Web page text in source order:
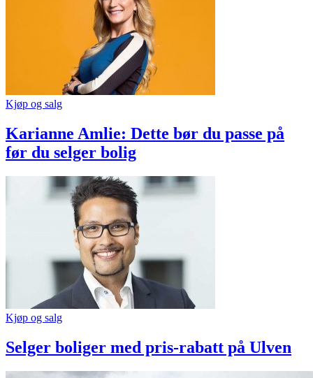
Kjøp og salg
Karianne Amlie: Dette bør du passe på
før du selger bolig
Kjøp og salg
Selger boliger med pris-rabatt på Ulven